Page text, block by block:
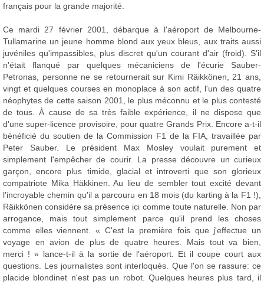
français pour la grande majorité.
Ce mardi 27 février 2001, débarque à l'aéroport de Melbourne-
Tullamarine un jeune homme blond aux yeux bleus, aux traits aussi
juvéniles qu'impassibles, plus discret qu'un courant d'air (froid). S'il
n'était flanqué par quelques mécaniciens de l'écurie Sauber-
Petronas, personne ne se retournerait sur Kimi Räikkönen, 21 ans,
vingt et quelques courses en monoplace à son actif, l'un des quatre
néophytes de cette saison 2001, le plus méconnu et le plus contesté
de tous. À cause de sa très faible expérience, il ne dispose que
d'une super-licence provisoire, pour quatre Grands Prix. Encore a-t-il
bénéficié du soutien de la Commission F1 de la FIA, travaillée par
Peter Sauber. Le président Max Mosley voulait purement et
simplement l'empêcher de courir. La presse découvre un curieux
garçon, encore plus timide, glacial et introverti que son glorieux
compatriote Mika Häkkinen. Au lieu de sembler tout excité devant
l'incroyable chemin qu'il a parcouru en 18 mois (du karting à la F1 !),
Räikkönen considère sa présence ici comme toute naturelle. Non par
arrogance, mais tout simplement parce qu'il prend les choses
comme elles viennent. « C'est la première fois que j'effectue un
voyage en avion de plus de quatre heures. Mais tout va bien,
merci ! » lance-t-il à la sortie de l'aéroport. Et il coupe court aux
questions. Les journalistes sont interloqués. Que l'on se rassure: ce
placide blondinet n'est pas un robot. Quelques heures plus tard, il